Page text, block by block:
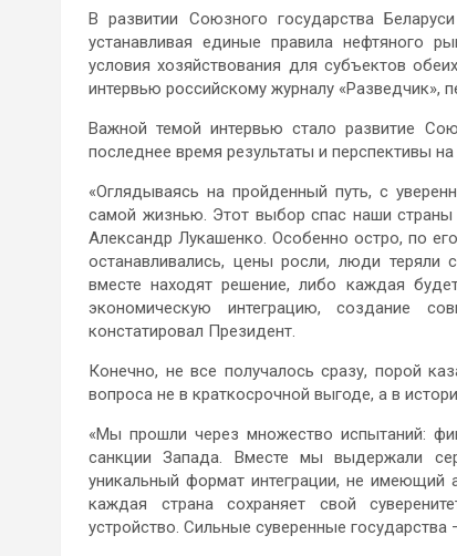
В развитии Союзного государства
устанавливая единые правила нефтяного
условия хозяйствования для субъектов
интервью российскому журналу «Разведчик»,
Важной темой интервью стало развитие
последнее время результаты и перспективы
«Оглядываясь на пройденный путь, с
самой жизнью. Этот выбор спас наши страны
Александр Лукашенко. Особенно остро, по
останавливались, цены росли, люди
вместе находят решение, либо каждая
экономическую интеграцию, создание
констатировал Президент.
Конечно, не все получалось сразу, порой
вопроса не в краткосрочной выгоде, а в
«Мы прошли через множество испытаний:
санкции Запада. Вместе мы выдержали
уникальный формат интеграции, не имеющий
каждая страна сохраняет свой
устройство. Сильные суверенные